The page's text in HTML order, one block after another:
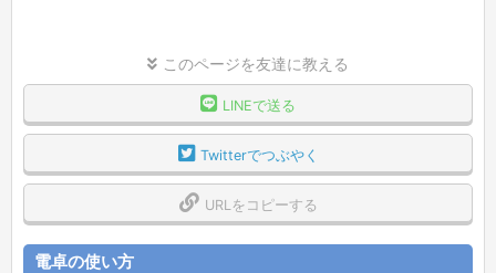
このページを友達に教える
LINEで送る
Twitterでつぶやく
URLをコピーする
電卓の使い方